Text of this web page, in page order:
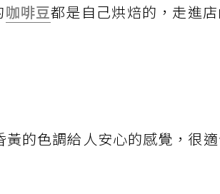
咖啡豆都是自己烘焙的，走進
的色調給人安心的感覺，很